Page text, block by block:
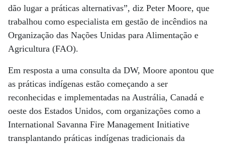
dão lugar a práticas alternativas”, diz Peter Moore, que
trabalhou como especialista em gestão de incêndios na
Organização das Nações Unidas para Alimentação e
Agricultura (FAO).
Em resposta a uma consulta da DW, Moore apontou que
as práticas indígenas estão começando a ser
reconhecidas e implementadas na Austrália, Canadá e
oeste dos Estados Unidos, com organizações como a
International Savanna Fire Management Initiative
transplantando práticas indígenas tradicionais da